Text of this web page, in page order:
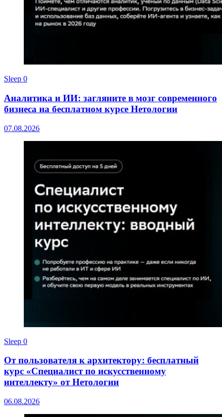
Sleep 0
Аналитика и ИИ: загляните в мозг современного
бизнеса на бесплатном курсе Нетологии
07.08.2026
Sleep 0
От пользователя к архитектору: бесплатный
курс «Специалист по искусственному
интеллекту» от Нетологии
06.08.2026